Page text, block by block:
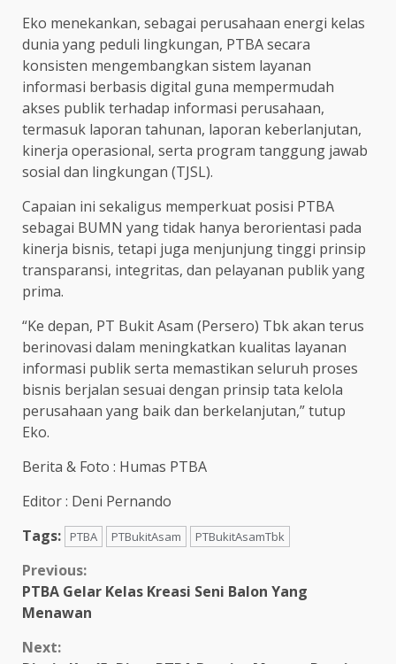
Eko menekankan, sebagai perusahaan energi kelas
dunia yang peduli lingkungan, PTBA secara
konsisten mengembangkan sistem layanan
informasi berbasis digital guna mempermudah
akses publik terhadap informasi perusahaan,
termasuk laporan tahunan, laporan keberlanjutan,
kinerja operasional, serta program tanggung jawab
sosial dan lingkungan (TJSL).
Capaian ini sekaligus memperkuat posisi PTBA
sebagai BUMN yang tidak hanya berorientasi pada
kinerja bisnis, tetapi juga menjunjung tinggi prinsip
transparansi, integritas, dan pelayanan publik yang
prima.
“Ke depan, PT Bukit Asam (Persero) Tbk akan terus
berinovasi dalam meningkatkan kualitas layanan
informasi publik serta memastikan seluruh proses
bisnis berjalan sesuai dengan prinsip tata kelola
perusahaan yang baik dan berkelanjutan,” tutup
Eko.
Berita & Foto : Humas PTBA
Editor : Deni Pernando
Tags:
PTBA PTBukitAsam PTBukitAsamTbk
Continue
Reading
Previous:
PTBA Gelar Kelas Kreasi Seni Balon Yang
Menawan
Next: